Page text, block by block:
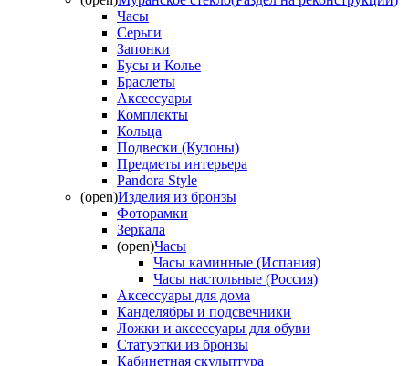
Часы
Серьги
Запонки
Бусы и Колье
Браслеты
Аксессуары
Комплекты
Кольца
Подвески (Кулоны)
Предметы интерьера
Pandora Style
(open)Изделия из бронзы
Фоторамки
Зеркала
(open)Часы
Часы каминные (Испания)
Часы настольные (Россия)
Аксессуары для дома
Канделябры и подсвечники
Ложки и аксессуары для обуви
Статуэтки из бронзы
Кабинетная скульптура